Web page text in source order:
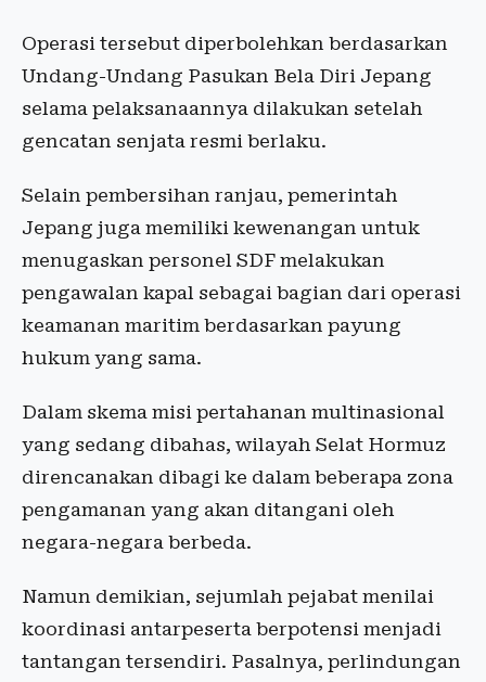
Operasi tersebut diperbolehkan berdasarkan
Undang-Undang Pasukan Bela Diri Jepang
selama pelaksanaannya dilakukan setelah
gencatan senjata resmi berlaku.
Selain pembersihan ranjau, pemerintah
Jepang juga memiliki kewenangan untuk
menugaskan personel SDF melakukan
pengawalan kapal sebagai bagian dari operasi
keamanan maritim berdasarkan payung
hukum yang sama.
Dalam skema misi pertahanan multinasional
yang sedang dibahas, wilayah Selat Hormuz
direncanakan dibagi ke dalam beberapa zona
pengamanan yang akan ditangani oleh
negara-negara berbeda.
Namun demikian, sejumlah pejabat menilai
koordinasi antarpeserta berpotensi menjadi
tantangan tersendiri. Pasalnya, perlindungan